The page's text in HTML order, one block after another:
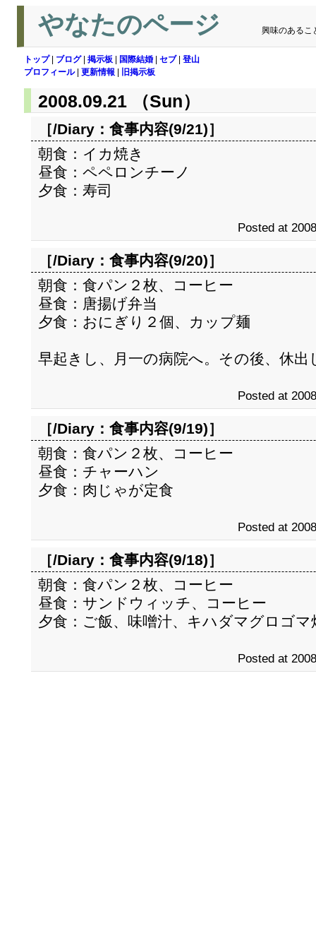
やなたのページ 興味のあるこ
トップ| ブログ| 掲示板 国際結婚 セブ| 登山
プロフィール| 更新情報 旧掲示板
2008.09.21 （Sun）
［/Diary： 食事内容(9/21)］
朝食：イカ焼き
昼食：ペペロンチーノ
夕食：寿司
Posted at
［/Diary： 食事内容(9/20)］
朝食：食パン２枚、コーヒー
昼食：唐揚げ弁当
夕食：おにぎり２個、カップ麺
早起きし、月一の病院へ。その後、休出
Posted at
［/Diary： 食事内容(9/19)］
朝食：食パン２枚、コーヒー
昼食：チャーハン
夕食：肉じゃが定食
Posted at
［/Diary： 食事内容(9/18)］
朝食：食パン２枚、コーヒー
昼食：サンドウィッチ、コーヒー
夕食：ご飯、味噌汁、キハダマグロゴマ
Posted at